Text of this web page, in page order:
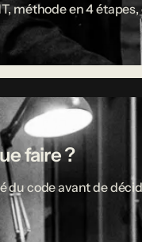
méthode en 4
faire ?
code avant de